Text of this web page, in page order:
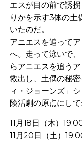
エスが目の前で誘
りかを示す3体の土
いたのだ。
アニエスを追って
へ。走って泳いで
らアニエスを追う
救出し、土偶の秘
ィ・ジョーンズ」
険活劇の原点にして
11月18日（木）
11月20日（土）